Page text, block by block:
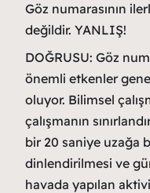
Göz numarasının
değildir. YANLIŞ!
DOĞRUSU: Göz
önemli etkenler
oluyor. Bilimsel
çalışmanın
bir 20 saniye uzağa
dinlendirilmesi ve
havada yapılan